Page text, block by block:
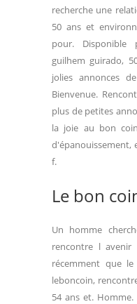
recherche une
50 ans et
pour. Disponible
guilhem guirado,
jolies annonces
Bienvenue.
plus de petites
la joie au bon
d'épanouissement,
f.
Le bon
Un homme
rencontre l avenir
récemment que
leboncoin,
54 ans et.